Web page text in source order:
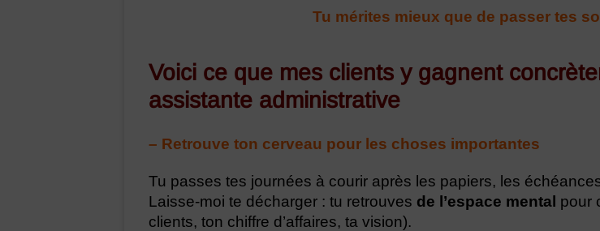
Tu mérites mieux que de passer tes
Voici ce que mes clients y gagnent
assistante administrative
– Retrouve ton cerveau pour les choses importantes
Tu passes tes journées à courir après les papiers, les
Laisse-moi te décharger : tu retrouves de l’espace mental pour
clients, ton chiffre d’affaires, ta vision).